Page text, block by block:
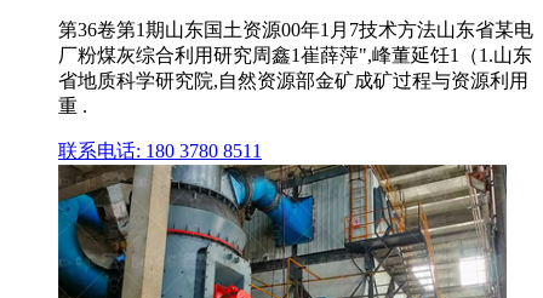
第36卷第1期山东国土资源00年1月7技术方法山东省某电
厂粉煤灰综合利用研究周鑫1崔薛萍",峰董延饪1（1.山东
省地质科学研究院,自然资源部金矿成矿过程与资源利用
重 .
联系电话: 180 3780 8511